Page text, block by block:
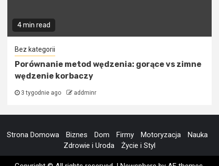
4 min read
Bez kategorii
Porównanie metod wędzenia: gorące vs zimne
wędzenie korbaczy
3 tygodnie ago addminr
Strona Domowa Biznes Dom Firmy Motoryzacja
Nauka
Zdrowie i Uroda
Życie i Styl